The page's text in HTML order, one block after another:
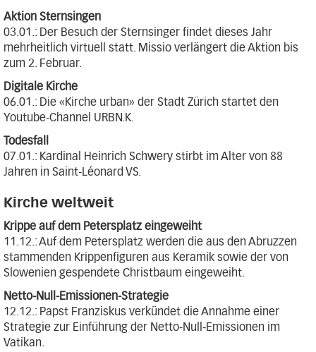
Aktion Sternsingen
03.01.: Der Besuch der Sternsinger findet dieses Jahr
mehrheitlich virtuell statt. Missio verlängert die Aktion bis
zum 2. Februar.
Digitale Kirche
06.01.: Die «Kirche urban» der Stadt Zürich startet den
Youtube-Channel URBN.K.
Todesfall
07.01.: Kardinal Heinrich Schwery stirbt im Alter von 88
Jahren in Saint-Léonard VS.
Kirche weltweit
Krippe auf dem Petersplatz eingeweiht
11.12.: Auf dem Petersplatz werden die aus den Abruzzen
stammenden Krippenfiguren aus Keramik sowie der von
Slowenien gespendete Christbaum eingeweiht.
Netto-Null-Emissionen-Strategie
12.12.: Papst Franziskus verkündet die Annahme einer
Strategie zur Einführung der Netto-Null-Emissionen im
Vatikan.